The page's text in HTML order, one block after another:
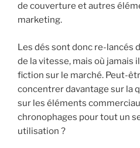
de couverture et autres
marketing.
Les dés sont donc re-lancés
de la vitesse, mais où jamais
fiction sur le marché. Peut-
concentrer davantage sur la
sur les éléments
chronophages pour tout un
utilisation ?